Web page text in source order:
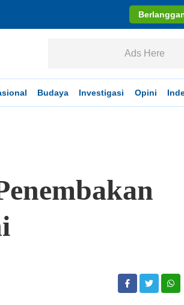
Ads Here
Budaya Investigasi Opini